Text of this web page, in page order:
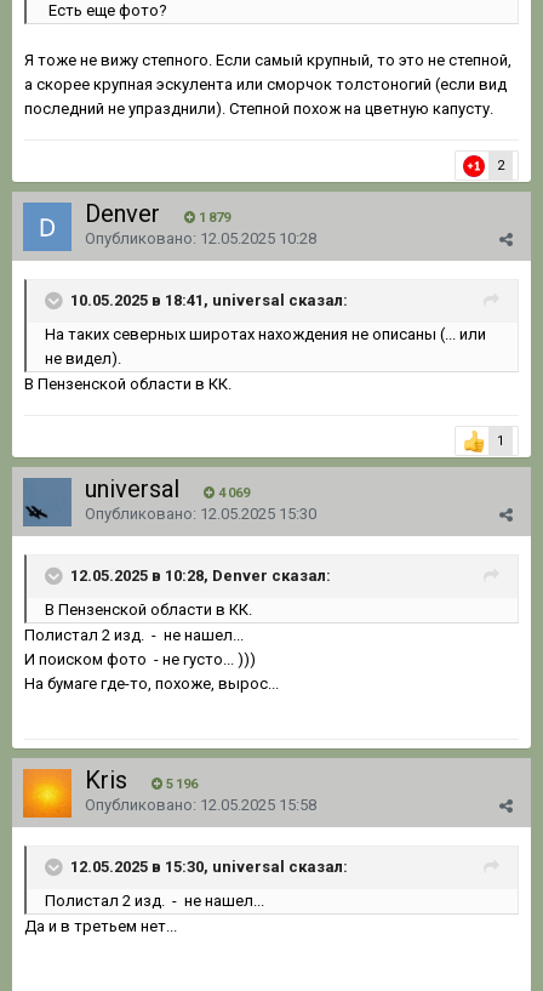
Есть еще фото?
Я тоже не вижу степного. Если самый крупный, то это не степной,
а скорее крупная эскулента или сморчок толстоногий (если вид
последний не упразднили). Степной похож на цветную капусту.
2
Denver 1 879
Опубликовано: 12.05.2025 10:28
10.05.2025 в 18:41, universal сказал:
На таких северных широтах нахождения не описаны (... или
не видел).
В Пензенской области в КК.
1
universal 4 069
Опубликовано: 12.05.2025 15:30
12.05.2025 в 10:28, Denver сказал:
В Пензенской области в КК.
Полистал 2 изд. - не нашел...
И поиском фото - не густо... )))
На бумаге где-то, похоже, вырос...
Kris 5 196
Опубликовано: 12.05.2025 15:58
12.05.2025 в 15:30, universal сказал:
Полистал 2 изд. - не нашел...
Да и в третьем нет...